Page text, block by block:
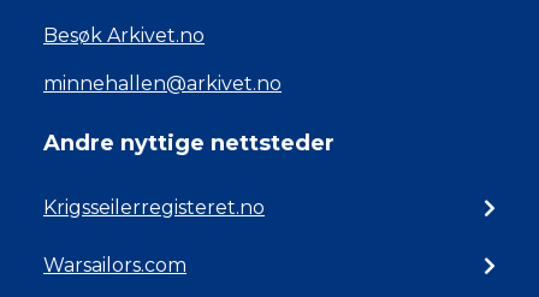
Besøk Arkivet.no
minnehallen@arkivet.no
Andre nyttige nettsteder
Krigsseilerregisteret.no
Warsailors.com